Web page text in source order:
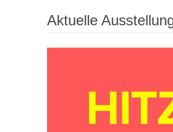
Aktuelle